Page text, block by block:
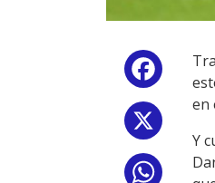
en
Y